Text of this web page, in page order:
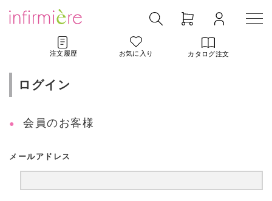
注文履歴 お気に入り カタログ注文
ログイン
会員のお客様
メールアドレス